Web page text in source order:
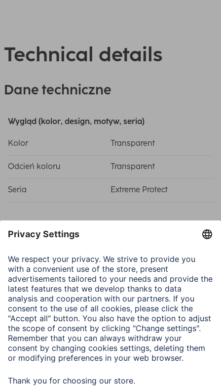
Technical details
Dane techniczne
Wygląd (kolor, design, motyw, seria)
Kolor Transparent
Odcień koloru Transparent
Seria Extreme Protect
Właściwości fizyczne
Materiał
D3O®, Safety Glass
(Hardened)
Poziom hartowania 10H
Typ
Dedykowany do
urządzenia
Zestaw montażowy EcoFrame